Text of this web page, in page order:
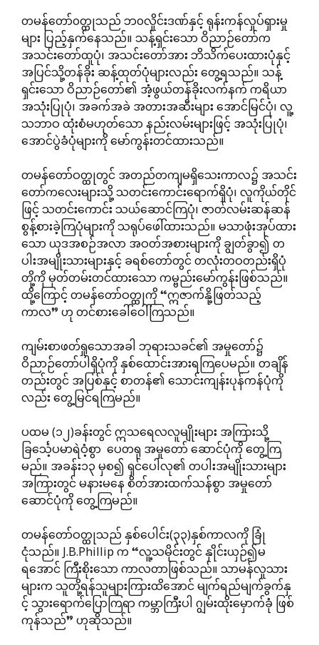
တမန်တော်၀တ္ထုသည် ဘ၀လှိုင်းဒဏ်နှင့် ရုန်းကန်လှုပ်ရှားမှု
များ ပြည့်နှက်နေသည်။ သန့်ရှင်းသော ဝိညာဉ်တော်က
အသင်းတော်ထူပုံ၊ အသင်းတော်အား ဘိသိက်ပေးထားပုံနှင့်
အပြင်သို့တန်ခိုး ဆန့်ထုတ်ပုံများလည်း တွေ့ရသည်။ သန့်
ရှင်းသော ဝိညာဉ်တော်၏ အံ့ဖွယ်တန်ခိုးလက်နက် ကရိယာ
အသုံးပြုပုံ၊ အခက်အခဲ အတားအဆီးများ အောင်မြင်ပုံ၊ လူ့
သဘာဝ ထုံးစံမဟုတ်သော နည်းလမ်းများဖြင့် အသုံးပြုပုံ၊
အောင်ပွဲခံပုံများကို မော်ကွန်းတင်ထားသည်။
တမန်တော်ဝတ္ထုတွင် အတည်တကျမရှိသေးကာလ၌ အသင်း
တော်ကလေးများသို့ သတင်းကောင်းရောက်ရှိပုံ၊ လူကိုယ်တိုင်
ဖြင့် သတင်းကောင်း သယ်ဆောင်ကြပုံ၊ ဇာတ်လမ်းဆန်ဆန်
စွန့်စားခဲ့ကြပုံများကို သရုပ်ဖေါ်ထားသည်။ မသာဖုံးအုပ်ထား
သော ယုဒအစဉ်အလာ အဝတ်အစားများကို ချွတ်ခွာ၍ တ
ပါးအမျိုးသားများနှင့် ခရစ်တော်တွင် တလုံးတဝတည်းရှိပုံ
တို့ကို မှတ်တမ်းတင်ထားသော ကမ္ဗည်းမော်ကွန်းဖြစ်သည်။
ထို့ကြောင့် တမန်တော်ဝတ္ထုကို “ဣဇာက်နို့ဖြတ်သည့်
ကာလ” ဟု တင်စားခေါ်ဝေါ်ကြသည်။
ကျမ်းစာဖတ်ရှုသောအခါ ဘုရားသခင်၏ အမှုတော်၌
ဝိညာဉ်တော်ပါရှိပုံကို နှစ်ထောင်းအားရကြပေမည်။ တချိန်
တည်းတွင် အပြစ်နှင့် စာတန်၏ သောင်းကျန်းပုန်ကန်ပုံကို
လည်း တွေ့မြင်ရကြမည်။
ပထမ (၁၂)ခန်းတွင် ဣသရေလလူမျိုးများ အကြားသို့
ခြင်္သေ့ပမာရဲဝံ့စွာ ပေတရု အမှုတော် ဆောင်ပုံကို တွေ့ကြ
မည်။ အခန်း၁၃ မှစ၍ ရှင်ပေါလု၏ တပါးအမျိုးသားများ
အကြားတွင် မနားမနေ စိတ်အားထက်သန်စွာ အမှုတော်
ဆောင်ပုံကို တွေ့ကြမည်။
တမန်တော်ဝတ္ထုသည် နှစ်ပေါင်း(၃၃)နှစ်ကာလကို ခြုံ
ငုံသည်။ J.B.Phillip က “လူ့သမိုင်းတွင် နှိုင်းယှဉ်၍မ
ရအောင် ကြီးစိုးသော ကာလတာဖြစ်သည်။ သာမန်လူသား
များက သူတို့ရန်သူများကြားထိအောင် မျက်ရည်မျက်ခွက်နှ
င့် သွားရောက်ပြောကြရာ ကမ္ဘာကြီးပါ ဂျွမ်းထိုးမှောက်ခုံ ဖြစ်
ကုန်သည်” ဟုဆိုသည်။